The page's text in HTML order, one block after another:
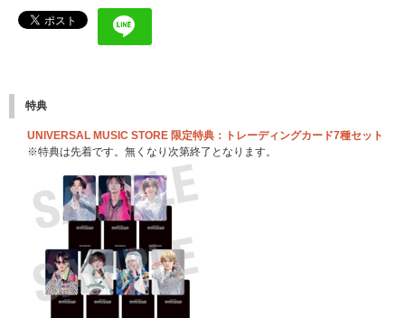
特典
UNIVERSAL MUSIC STORE 限定特典：トレーディングカード7種セット
※特典は先着です。無くなり次第終了となります。